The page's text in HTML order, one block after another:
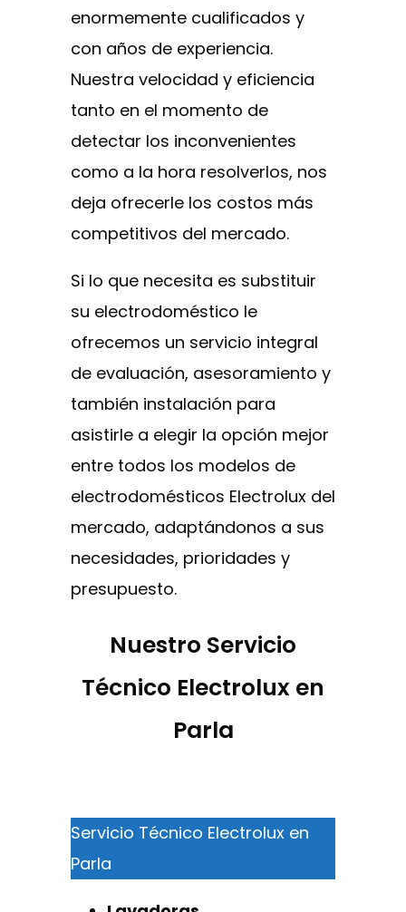
enormemente cualificados y
con años de experiencia.
Nuestra velocidad y eficiencia
tanto en el momento de
detectar los inconvenientes
como a la hora resolverlos, nos
deja ofrecerle los costos más
competitivos del mercado.
Si lo que necesita es substituir
su electrodoméstico le
ofrecemos un servicio integral
de evaluación, asesoramiento y
también instalación para
asistirle a elegir la opción mejor
entre todos los modelos de
electrodomésticos Electrolux del
mercado, adaptándonos a sus
necesidades, prioridades y
presupuesto.
Nuestro Servicio
Técnico Electrolux en
Parla
Servicio Técnico Electrolux en
Parla